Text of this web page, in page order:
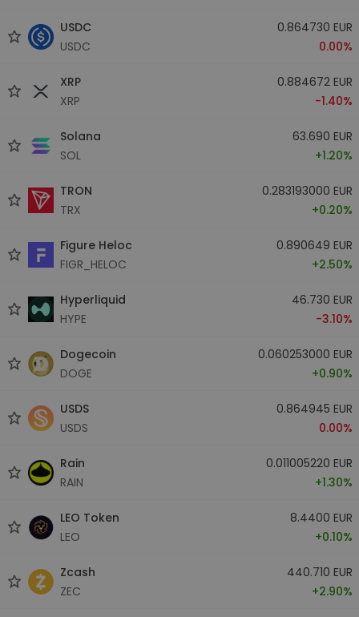
USDC
USDC
0.864730 EUR
0.00%
XRP
XRP
0.884672 EUR
-1.40%
Solana
SOL
63.690 EUR
+1.20%
TRON
TRX
0.283193000 EUR
+0.20%
Figure Heloc
FIGR_HELOC
0.890649 EUR
+2.50%
Hyperliquid
HYPE
46.730 EUR
-3.10%
Dogecoin
DOGE
0.060253000 EUR
+0.90%
USDS
USDS
0.864945 EUR
0.00%
Rain
RAIN
0.011005220 EUR
+1.30%
LEO Token
LEO
8.4400 EUR
+0.10%
Zcash
ZEC
440.710 EUR
+2.90%